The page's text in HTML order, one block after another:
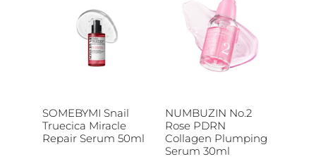
SOMEBYMI Snail
Truecica Miracle
Repair Serum 50ml
NUMBUZIN No.2
Rose PDRN
Collagen Plumping
Serum 30ml